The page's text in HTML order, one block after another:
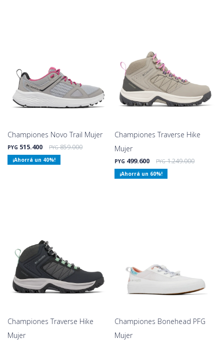
Championes Novo Trail Mujer
PYG 515.400 PYG 859.000
40
Championes Traverse Hike
Mujer
PYG 499.600 PYG 1.249.000
60
Championes Traverse Hike
Mujer
Championes Bonehead PFG
Mujer